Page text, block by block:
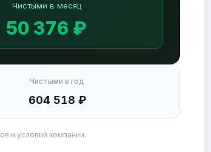
Чистыми в месяц
50 376 ₽
Чистыми в год
604 518 ₽
и условий компании.